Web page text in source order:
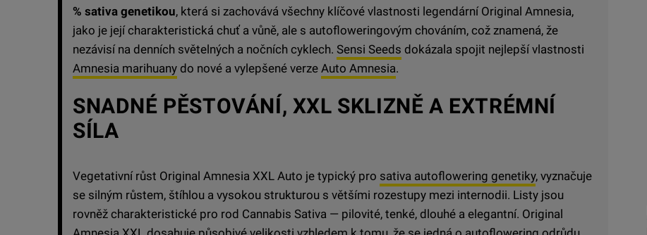
% sativa genetikou, která si zachovává všechny klíčové vlastnosti legendární Original Amnesia,
jako je její charakteristická chuť a vůně, ale s autofloweringovým chováním, což znamená, že
nezávisí na denních světelných a nočních cyklech. Sensi Seeds dokázala spojit nejlepší vlastnosti
Amnesia marihuany do nové a vylepšené verze Auto Amnesia.
SNADNÉ PĚSTOVÁNÍ, XXL SKLIZNĚ A EXTRÉMNÍ
SÍLA
Vegetativní růst Original Amnesia XXL Auto je typický pro sativa autoflowering genetiky, vyznačuje
se silným růstem, štíhlou a vysokou strukturou s většími rozestupy mezi internodii. Listy jsou
rovněž charakteristické pro rod Cannabis Sativa — pilovité, tenké, dlouhé a elegantní. Original